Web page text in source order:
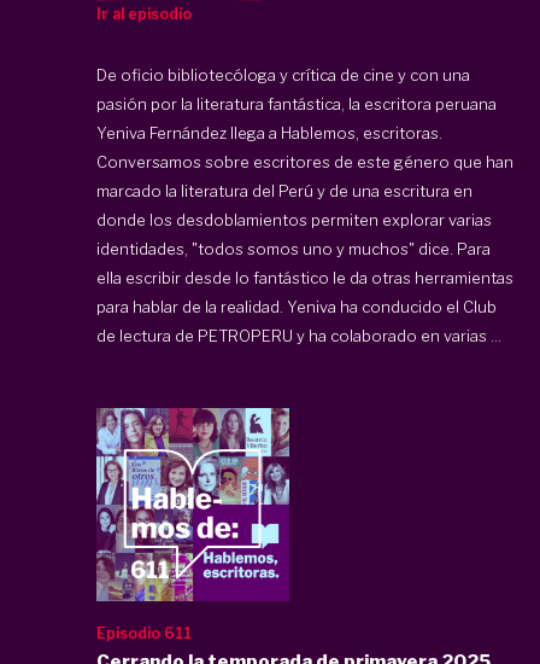
Ir al episodio
De oficio bibliotecóloga y crítica de cine y con una
pasión por la literatura fantástica, la escritora peruana
Yeniva Fernández llega a Hablemos, escritoras.
Conversamos sobre escritores de este género que han
marcado la literatura del Perú y de una escritura en
donde los desdoblamientos permiten explorar varias
identidades, "todos somos uno y muchos" dice. Para
ella escribir desde lo fantástico le da otras herramientas
para hablar de la realidad. Yeniva ha conducido el Club
de lectura de PETROPERU y ha colaborado en varias ...
Episodio 611